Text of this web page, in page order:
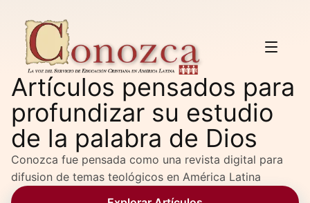
Artículos pensados para
profundizar su estudio
de la palabra de Dios
Conozca fue pensada como una revista digital para
difusion de temas teológicos en América Latina